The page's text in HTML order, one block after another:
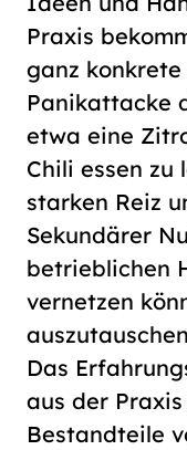
Praxis
ganz
Panikattacke
etwa eine
Chili essen zu
starken Reiz
Sekundärer
betrieblichen
vernetzen
Das
aus der
Bestandteile